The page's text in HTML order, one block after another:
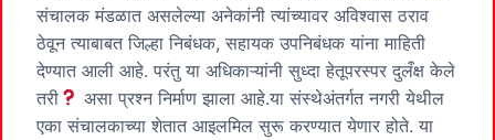
संचालक मंडळात असलेल्या अनेकांनी त्यांच्यावर अविश्वास ठराव
ठेवून त्याबाबत जिल्हा निबंधक, सहायक उपनिबंधक यांना माहिती
देण्यात आली आहे. परंतु या अधिकाऱ्यांनी सुध्दा हेतूपरस्पर दुलऀक्ष केले
तरी
असा प्रश्न निर्माण झाला आहे.या संस्थेअंतर्गत नगरी येथील
एका संचालकाच्या शेतात आइलमिल सुरू करण्यात येणार होते. या